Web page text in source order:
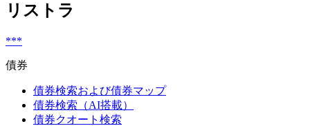
リストラ
***
債券
債券検索および債券マップ
債券検索（AI搭載）
債券クオート検索